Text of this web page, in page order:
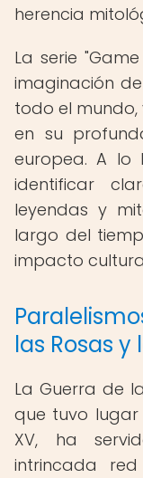
herencia
La serie
imaginación
todo el
en su
europea. A lo
identificar
leyendas y
largo del
impacto
las Rosas y
La Guerra de
que tuvo
XV, ha
intrincada